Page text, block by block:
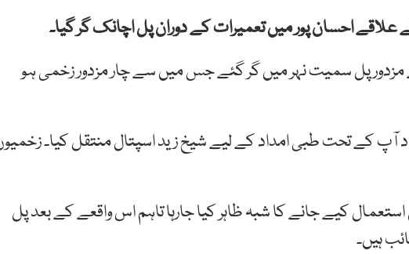
احسان پور میں تعمیرات کے دوران پل اچانک گر گیا۔
مزدور پل سمیت نہر میں گر گئے جس میں سے چار مزدور زخمی ہو
آپ کے تحت طبی امداد کے لیے شیخ زید اسپتال منتقل کیا۔
کیے جانے کا شبہ ظاہر کیا جارہا تاہم اس واقعے کے بعد پل
ہیں۔